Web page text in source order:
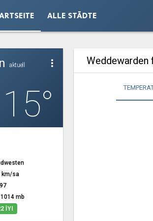
ALLE STÄDTE
more_vert
aktuell
15°
km/sa
mb
İYI
Weddewarden